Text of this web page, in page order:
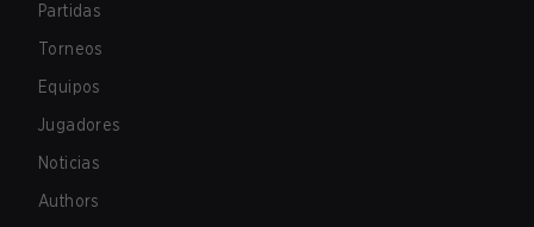
Partidas
Torneos
Equipos
Jugadores
Noticias
Authors